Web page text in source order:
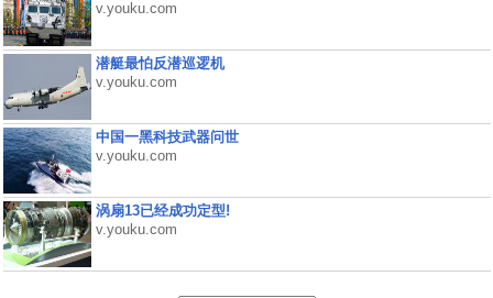
v.youku.com
潜艇最怕反潜巡逻机
v.youku.com
中国一黑科技武器问世
v.youku.com
涡扇13已经成功定型!
v.youku.com